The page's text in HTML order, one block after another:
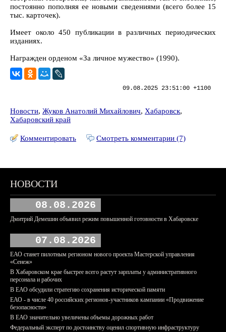
постоянно пополняя ее новыми сведениями (всего более 15
тыс. карточек).
Имеет около 450 публикации в различных периодических
изданиях.
Награжден орденом «За личное мужество» (1990).
09.08.2025 23:51:00 +1100
Новости, Жуков Анатолий Михайлович, Хабаровск,
Хабаровский край
Комментировать Смотреть комментарии (7)
НОВОСТИ
08.08.2026
Дмитрий Демешин объявил режим повышенной готовности в Хабаровске
07.08.2026
ЕАО станет пилотным регионом нового проекта Мастерской управления
«Сенеж»
В Хабаровском крае быстрее всего растут зарплаты у административного
персонала и рабочих
В ЕАО обсудили стратегию сохранения исторической памяти
ЕАО - в числе 40 российских регионов-участников кампании «Продвижение
безопасности»
В ЕАО значительно увеличены объемы дорожных работ
Федеральный эксперт по достоинству оценил спортивную инфраструктуру